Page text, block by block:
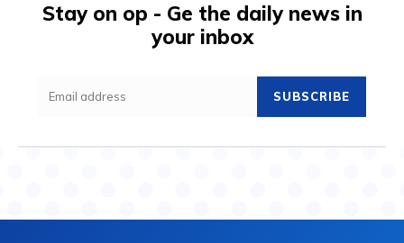
Stay on op - Ge the daily news in
your inbox
SUBSCRIBE